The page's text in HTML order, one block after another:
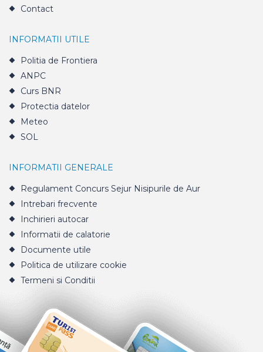
Contact
INFORMATII UTILE
Politia de Frontiera
ANPC
Curs BNR
Protectia datelor
Meteo
SOL
INFORMATII GENERALE
Regulament Concurs Sejur Nisipurile de Aur
Intrebari frecvente
Inchirieri autocar
Informatii de calatorie
Documente utile
Politica de utilizare cookie
Termeni si Conditii